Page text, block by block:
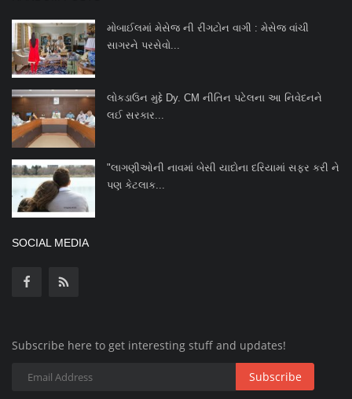
મોબાઈલમાં મેસેજ ની રીંગટોન વાગી : મેસેજ વાંચી
સાગરને પરસેવો...
લોકડાઉન મુદ્દે Dy. CM નીતિન પટેલના આ નિવેદનને
લઈ સરકાર...
"લાગણીઓની નાવમાં બેસી યાદોના દરિયામાં સફર કરી ને
પણ કેટલાક...
SOCIAL MEDIA
Subscribe here to get interesting stuff and updates!
Subscribe